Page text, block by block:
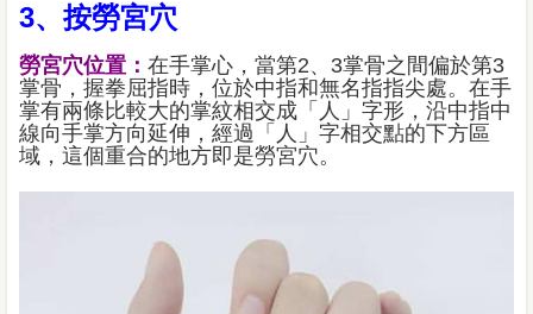
3、按勞宮穴
勞宮穴位置： 在手掌心，當第2、3掌骨之間偏於第3
掌骨，握拳屈指時，位於中指和無名指指尖處。在手
掌有兩條比較大的掌紋相交成「人」字形，沿中指中
線向手掌方向延伸，經過「人」字相交點的下方區
域，這個重合的地方即是勞宮穴。